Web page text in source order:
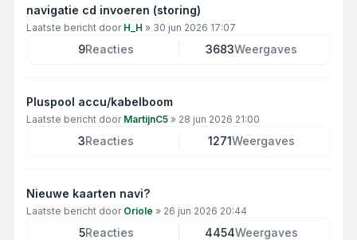
navigatie cd invoeren (storing)
Laatste bericht door H_H » 30 jun 2026 17:07
9Reacties 3683Weergaves
Pluspool accu/kabelboom
Laatste bericht door MartijnC5 » 28 jun 2026 21:00
3Reacties 1271Weergaves
Nieuwe kaarten navi?
Laatste bericht door Oriole » 26 jun 2026 20:44
5Reacties 4454Weergaves